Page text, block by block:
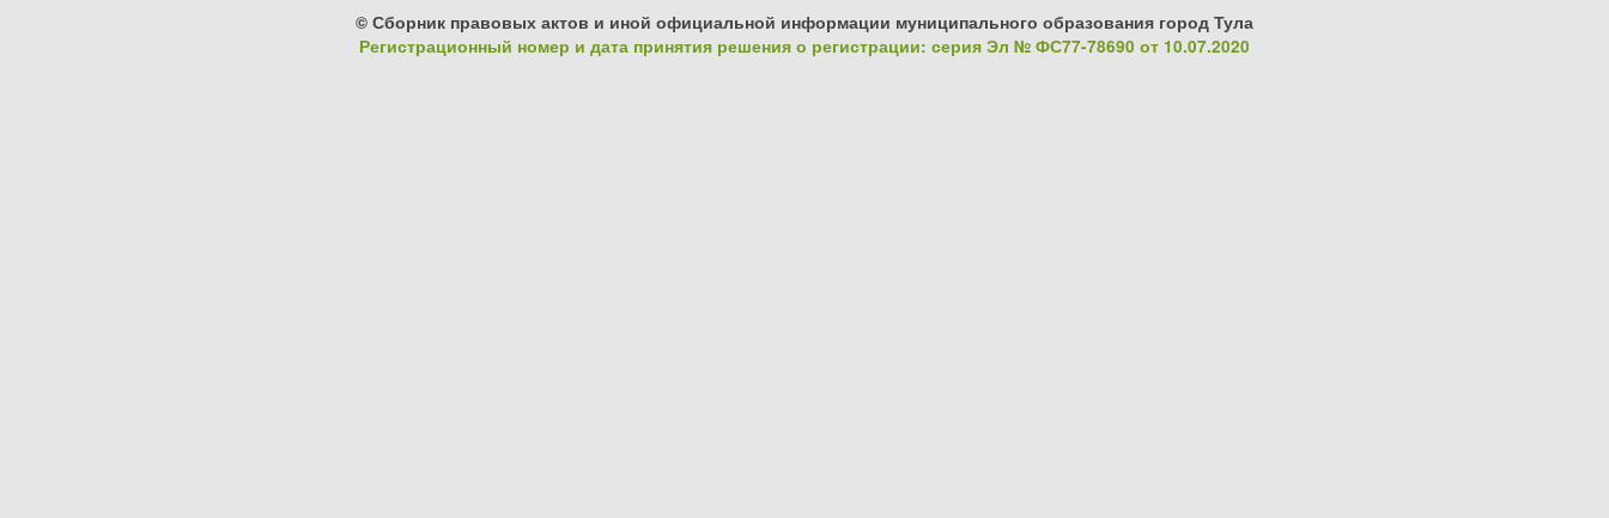
© Сборник правовых актов и иной официальной информации муниципального образования город Тула
Регистрационный номер и дата принятия решения о регистрации: серия Эл № ФС77-78690 от 10.07.2020